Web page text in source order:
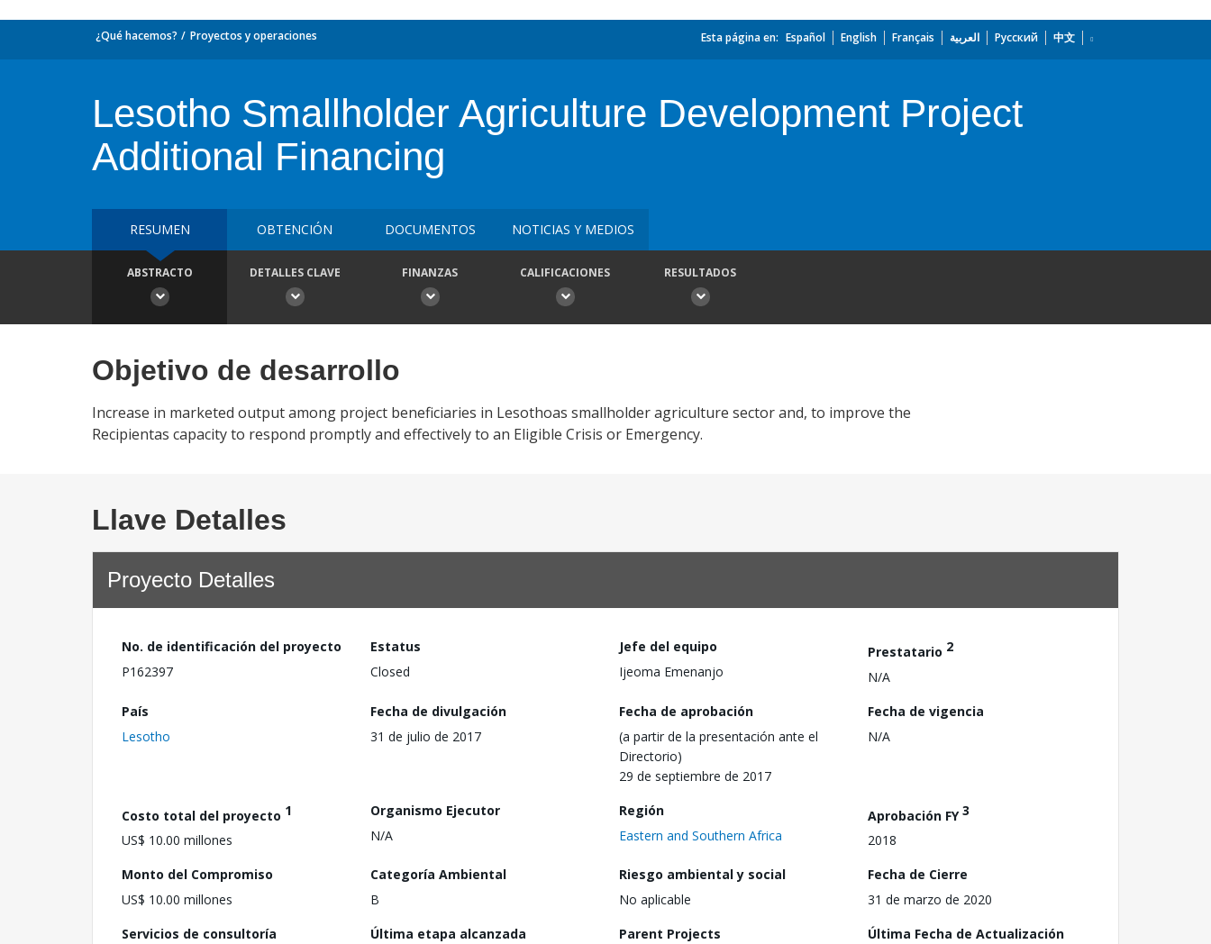
¿Qué hacemos? Proyectos y operaciones Esta página en: Español English Français العربية Русский 中文
Lesotho Smallholder Agriculture Development Project
Additional Financing
RESUMEN OBTENCIÓN DOCUMENTOS NOTICIAS Y MEDIOS
ABSTRACTO DETALLES CLAVE FINANZAS CALIFICACIONES RESULTADOS
Objetivo de desarrollo
Increase in marketed output among project beneficiaries in Lesothoas smallholder agriculture sector and, to improve the
Recipientas capacity to respond promptly and effectively to an Eligible Crisis or Emergency.
Llave Detalles
Proyecto Detalles
No. de identificación del proyecto
P162397
Estatus
Closed
Jefe del equipo
Ijeoma Emenanjo
Prestatario 2
N/A
País
Lesotho
Fecha de divulgación
31 de julio de 2017
Fecha de aprobación
(a partir de la presentación ante el
Directorio)
29 de septiembre de 2017
Fecha de vigencia
N/A
Costo total del proyecto 1
US$ 10.00 millones
Organismo Ejecutor
N/A
Región
Eastern and Southern Africa
Aprobación FY3
2018
Monto del Compromiso
US$ 10.00 millones
Categoría Ambiental
B
Riesgo ambiental y social
No aplicable
Fecha de Cierre
31 de marzo de 2020
Servicios de consultoría
Última etapa alcanzada
Parent Projects
Última Fecha de Actualización